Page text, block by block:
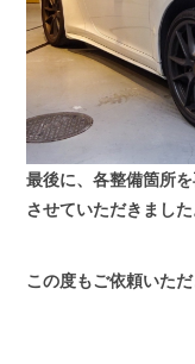
最後に、各整備箇所
させていただきました
この度もご依頼いた